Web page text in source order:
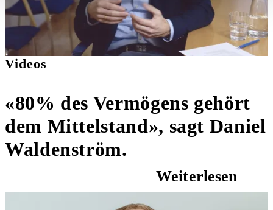
Videos
«80% des Vermögens gehört
dem Mittelstand», sagt Daniel
Waldenström.
Weiterlesen